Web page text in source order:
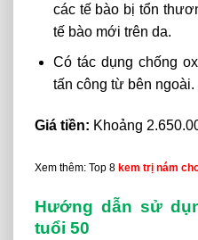
các tế bào bị tổn
tế bào mới trên da.
Có tác dụng chống
tấn công từ bên ngoài.
Giá tiền: Khoảng
Xem thêm: Top 8 kem trị nám
Hướng dẫn sử
tuổi 50